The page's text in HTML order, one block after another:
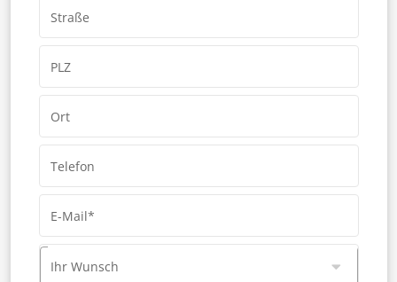
Straße
PLZ
Ort
Telefon
E-Mail*
Ihr Wunsch